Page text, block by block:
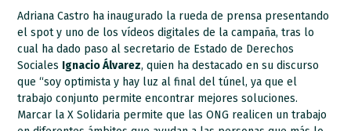
Adriana Castro ha inaugurado la rueda de prensa presentando
el spot y uno de los vídeos digitales de la campaña, tras lo
cual ha dado paso al secretario de Estado de Derechos
Sociales Ignacio Álvarez, quien ha destacado en su discurso
que “soy optimista y hay luz al final del túnel, ya que el
trabajo conjunto permite encontrar mejores soluciones.
Marcar la X Solidaria permite que las ONG realicen un trabajo